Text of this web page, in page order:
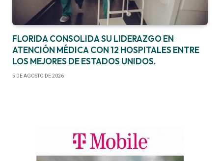
FLORIDA CONSOLIDA SU LIDERAZGO EN
ATENCIÓN MÉDICA CON 12 HOSPITALES ENTRE
LOS MEJORES DE ESTADOS UNIDOS.
5 DE AGOSTO DE 2026